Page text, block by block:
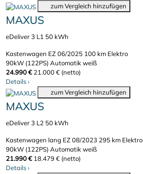
zum Vergleich hinzufügen
MAXUS
eDeliver 3 L1 50 kWh
Kastenwagen EZ 06/2025 100 km Elektro
90kW (122PS) Automatikweiß
24.990 € 21.000 € (netto)
Details›
zum Vergleich hinzufügen
MAXUS
eDeliver 3 L2 50 kWh
Kastenwagen lang EZ 08/2023 295 km Elektro
90kW (122PS) Automatikweiß
21.990 € 18.479 € (netto)
Details›